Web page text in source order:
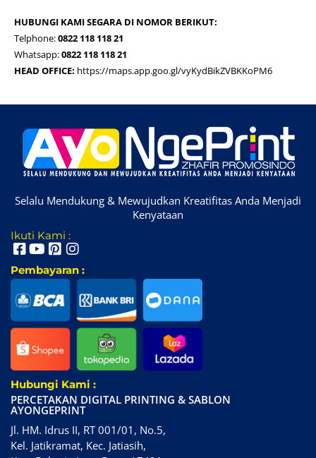
HUBUNGI KAMI SEGARA DI NOMOR BERIKUT:
Telphone:0822 118 118 21
Whatsapp:0822 118 118 21
HEAD OFFICE: https://maps.app.goo.gl/vyKydBikZVBKKoPM6
Selalu Mendukung & Mewujudkan Kreatifitas Anda Menjadi
Kenyataan
Ikuti Kami :
Pembayaran :
Hubungi Kami :
PERCETAKAN DIGITAL PRINTING & SABLON
AYONGEPRINT
Jl. HM. Idrus II, RT 001/01, No.5,
Kel. Jatikramat, Kec. Jatiasih,